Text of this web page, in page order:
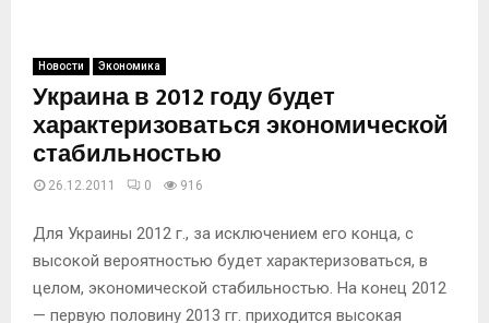
Новости Экономика
Украина в 2012 году будет
характеризоваться экономической
стабильностью
26.12.2011 0 916
Для Украины 2012 г., за исключением его конца, с
высокой вероятностью будет характеризоваться, в
целом, экономической стабильностью. На конец 2012
— первую половину 2013 гг. приходится высокая